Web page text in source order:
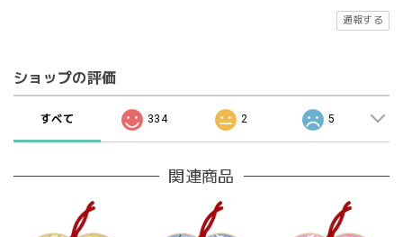
通報する
ショップの評価
すべて 334 2 5
関連商品